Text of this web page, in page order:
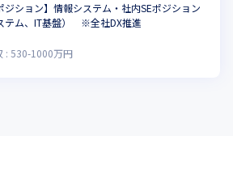
ジション】情報システム・社内SEポジション
テム、IT基盤） ※全社DX推進
: 530-1000万円